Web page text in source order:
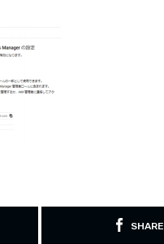
SHARE